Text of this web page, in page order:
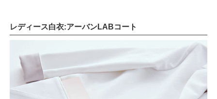
レディース白衣:アーバンLABコート